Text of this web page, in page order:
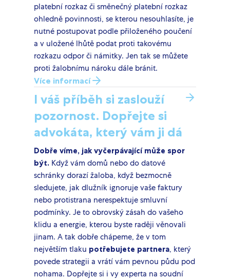
platební rozkaz či směnečný platební rozkaz
ohledně povinnosti, se kterou nesouhlasíte, je
nutné postupovat podle přiloženého poučení
a v uložené lhůtě podat proti takovému
rozkazu odpor či námitky. Jen tak se můžete
proti žalobnímu nároku dále bránit.
Více informací
I váš příběh si zaslouží
pozornost. Dopřejte si
advokáta, který vám ji dá
Dobře víme, jak vyčerpávající může spor
být. Když vám domů nebo do datové
schránky dorazí žaloba, když bezmocně
sledujete, jak dlužník ignoruje vaše faktury
nebo protistrana nerespektuje smluvní
podmínky. Je to obrovský zásah do vašeho
klidu a energie, kterou byste raději věnovali
jinam. A tak dobře chápeme, že v tom
největším tlaku potřebujete partnera, který
povede strategii a vrátí vám pevnou půdu pod
nohama. Dopřejte si i vy experta na soudní